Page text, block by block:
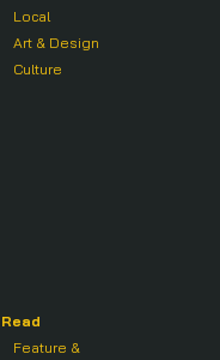
Local
Art & Design
Culture
Read
Feature &